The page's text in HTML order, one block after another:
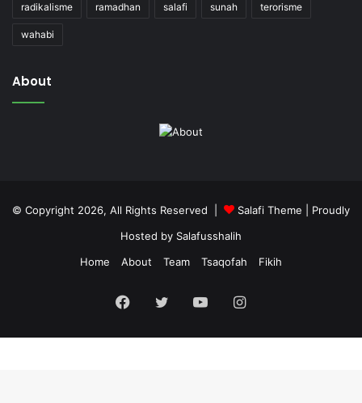
radikalisme ramadhan salafi sunah terorisme
wahabi
About
© Copyright 2026, All Rights Reserved | Salafi Theme | Proudly
Hosted by Salafusshalih
Home
About Team Tsaqofah Fikih
Facebook
Twitter YouTubeInstagram